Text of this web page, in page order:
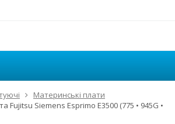
Материнські плати
Fujitsu Siemens Esprimo E3500 (775 • 945G •